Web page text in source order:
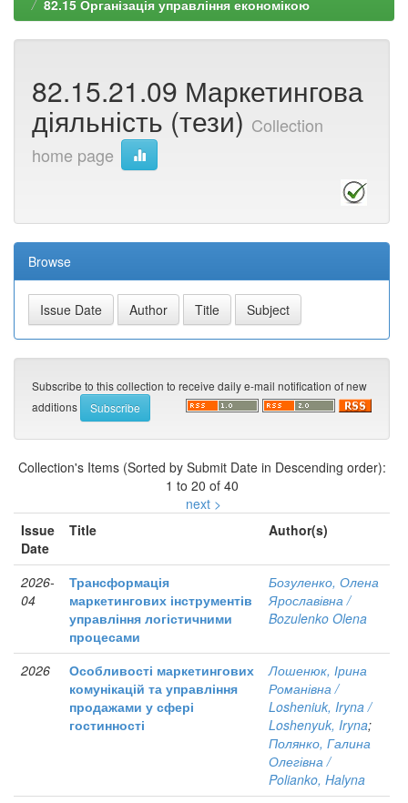
82.15 Організація управління економікою
82.15.21.09 Маркетингова
діяльність (тези) Collection
home page
Browse
Subscribe to this collection to receive daily e-mail notification of new
additions
Collection's Items (Sorted by Submit Date in Descending order):
1 to 20 of 40
next >
Issue
Date
Title Author(s)
2026-
04
Трансформація
маркетингових інструментів
управління логістичними
процесами
Бозуленко, Олена
Ярославівна /
Bozulenko Olena
2026
Особливості маркетингових
комунікацій та управління
продажами у сфері
гостинності
Лошенюк, Ірина
Романівна /
Losheniuk, Iryna /
Loshenyuk, Iryna;
Полянко, Галина
Олегівна /
Polianko, Halyna